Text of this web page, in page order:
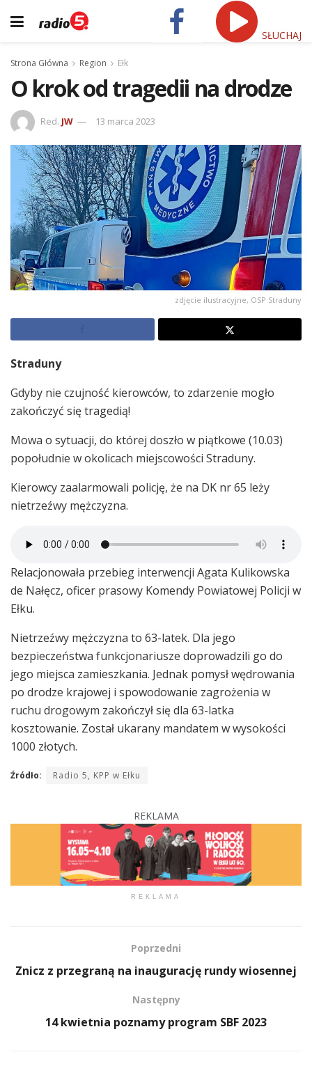
SŁUCHAJ
Strona Główna Region Ełk
O krok od tragedii na drodze
Red. JW 13 marca 2023
zdjęcie ilustracyjne, OSP Straduny
Straduny
Gdyby nie czujność kierowców, to zdarzenie mogło
zakończyć się tragedią!
Mowa o sytuacji, do której doszło w piątkowe (10.03)
popołudnie w okolicach miejscowości Straduny.
Kierowcy zaalarmowali policję, że na DK nr 65 leży
nietrzeźwy mężczyzna.
Relacjonowała przebieg interwencji Agata Kulikowska
de Nałęcz, oficer prasowy Komendy Powiatowej Policji w
Ełku.
Nietrzeźwy mężczyzna to 63-latek. Dla jego
bezpieczeństwa funkcjonariusze doprowadzili go do
jego miejsca zamieszkania. Jednak pomysł wędrowania
po drodze krajowej i spowodowanie zagrożenia w
ruchu drogowym zakończył się dla 63-latka
kosztowanie. Został ukarany mandatem w wysokości
1000 złotych.
Źródło: Radio 5, KPP w Ełku
REKLAMA
REKLAMA
Poprzedni
Znicz z przegraną na inaugurację rundy wiosennej
Następny
14 kwietnia poznamy program SBF 2023